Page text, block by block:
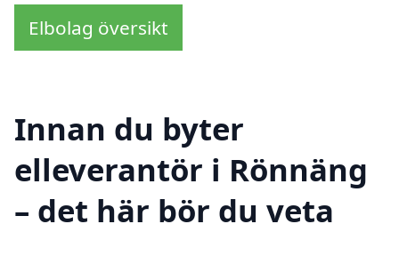
Elbolag översikt
Innan du byter
elleverantör i Rönnäng
– det här bör du veta